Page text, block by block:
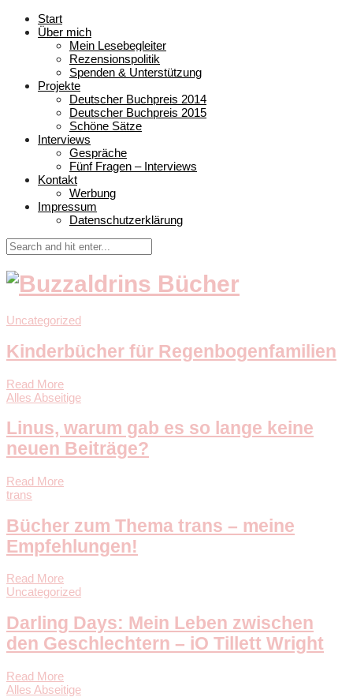
Start
Über mich
Mein Lesebegleiter
Rezensionspolitik
Spenden & Unterstützung
Projekte
Deutscher Buchpreis 2014
Deutscher Buchpreis 2015
Schöne Sätze
Interviews
Gespräche
Fünf Fragen – Interviews
Kontakt
Werbung
Impressum
Datenschutzerklärung
Uncategorized
Kinderbücher für Regenbogenfamilien
Read More
Alles Abseitige
Linus, warum gab es so lange keine
neuen Beiträge?
Read More
trans
Bücher zum Thema trans – meine
Empfehlungen!
Read More
Uncategorized
Darling Days: Mein Leben zwischen
den Geschlechtern – iO Tillett Wright
Read More
Alles Abseitige